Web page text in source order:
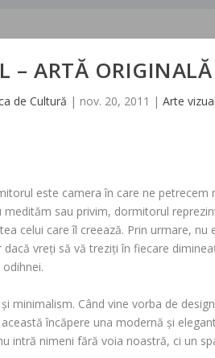
– ARTĂ
de Cultură | nov. 20, 2011 | Arte
este camera în care ne
sau privim, dormitorul
celui care îl creează. Prin urmare,
vreți să vă treziți în fiecare
minimalism. Când vine vorba de
încăpere una modernă și
intră nimeni fără voia noastră, ci un